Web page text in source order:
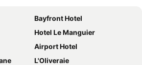
Bayfront Hotel
Hotel Le Manguier
Airport Hotel
L'Oliveraie